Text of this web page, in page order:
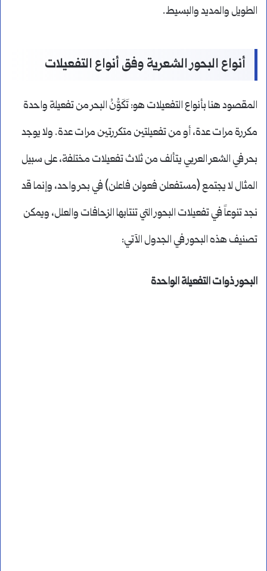
الطويل والمديد والبسيط.
أنواع البحور الشعرية وفق أنواع التفعيلات
المقصود هنا بأنواع التفعيلات هو: تَكَوُّنُ البحر من تفعيلة واحدة
مكررة مرات عدة، أو من تفعيلتين متكررتين مرات عدة. ولا يوجد
بحر في الشعر العربي يتألف من ثلاث تفعيلات مختلفة، على سبيل
المثال لا يجتمع (مستفعلن فعولن فاعلن) في بحر واحد، وإنما قد
نجد تنوعاً في تفعيلات البحور التي تنتابها الزحافات والعلل، ويمكن
تصنيف هذه البحور في الجدول الآتي:
البحور ذوات التفعيلة الواحدة